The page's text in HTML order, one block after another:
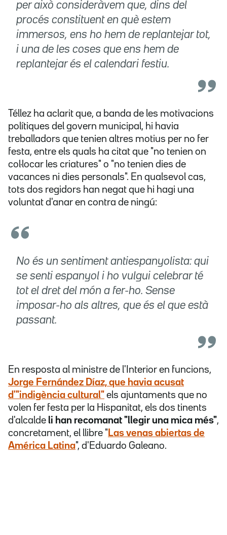
per això consideràvem que, dins del
procés constituent en què estem
immersos, ens ho hem de replantejar tot,
i una de les coses que ens hem de
replantejar és el calendari festiu.
Téllez ha aclarit que, a banda de les motivacions
polítiques del govern municipal, hi havia
treballadors que tenien altres motius per no fer
festa, entre els quals ha citat que "no tenien on
col·locar les criatures" o "no tenien dies de
vacances ni dies personals". En qualsevol cas,
tots dos regidors han negat que hi hagi una
voluntat d'anar en contra de ningú:
No és un sentiment antiespanyolista: qui
se senti espanyol i ho vulgui celebrar té
tot el dret del món a fer-ho. Sense
imposar-ho als altres, que és el que està
passant.
En resposta al ministre de l'Interior en funcions,
Jorge Fernández Díaz, que havia acusat
d'"indigència cultural" els ajuntaments que no
volen fer festa per la Hispanitat, els dos tinents
d'alcalde li han recomanat "llegir una mica més",
concretament, el llibre " Las venas abiertas de
América Latina", d'Eduardo Galeano.